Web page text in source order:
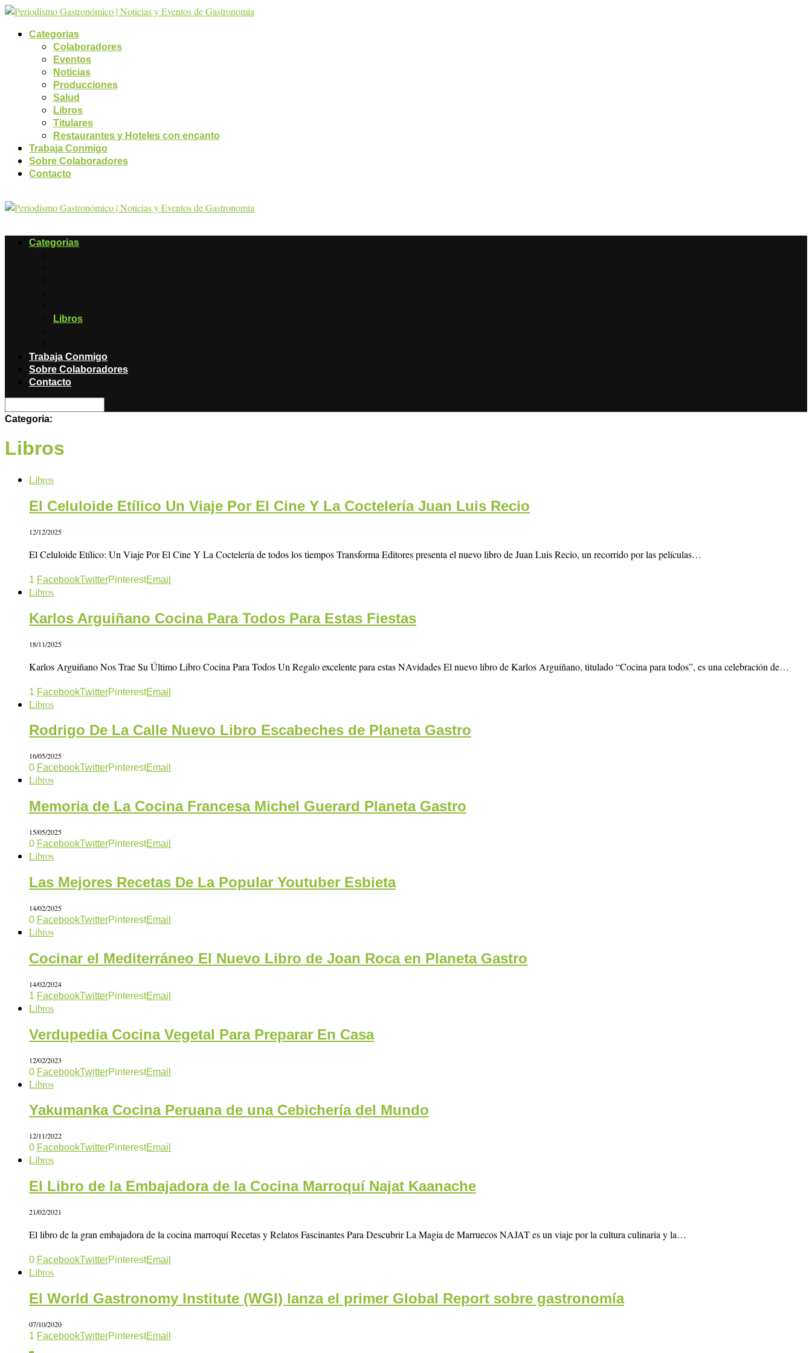
Categorias
Colaboradores
Eventos
Noticias
Producciones
Salud
Libros
Titulares
Restaurantes y Hoteles con encanto
Trabaja Conmigo
Sobre Colaboradores
Contacto
Categorias
Libros
Trabaja Conmigo
Sobre Colaboradores
Contacto
Categoria:
Libros
Libros
El Celuloide Etílico Un Viaje Por El Cine Y La Coctelería Juan Luis Recio
12/12/2025
El Celuloide Etílico: Un Viaje Por El Cine Y La Coctelería de todos los tiempos Transforma Editores presenta el nuevo libro de Juan Luis Recio, un recorrido por las películas…
1 FacebookTwitterPinterestEmail
Libros
Karlos Arguiñano Cocina Para Todos Para Estas Fiestas
18/11/2025
Karlos Arguiñano Nos Trae Su Último Libro Cocina Para Todos Un Regalo excelente para estas NAvidades El nuevo libro de Karlos Arguiñano, titulado “Cocina para todos”, es una celebración de…
1 FacebookTwitterPinterestEmail
Libros
Rodrigo De La Calle Nuevo Libro Escabeches de Planeta Gastro
16/05/2025
0 FacebookTwitterPinterestEmail
Libros
Memoria de La Cocina Francesa Michel Guerard Planeta Gastro
15/05/2025
0 FacebookTwitterPinterestEmail
Libros
Las Mejores Recetas De La Popular Youtuber Esbieta
14/02/2025
0 FacebookTwitterPinterestEmail
Libros
Cocinar el Mediterráneo El Nuevo Libro de Joan Roca en Planeta Gastro
14/02/2024
1 FacebookTwitterPinterestEmail
Libros
Verdupedia Cocina Vegetal Para Preparar En Casa
12/02/2023
0 FacebookTwitterPinterestEmail
Libros
Yakumanka Cocina Peruana de una Cebichería del Mundo
12/11/2022
0 FacebookTwitterPinterestEmail
Libros
El Libro de la Embajadora de la Cocina Marroquí Najat Kaanache
21/02/2021
El libro de la gran embajadora de la cocina marroquí Recetas y Relatos Fascinantes Para Descubrir La Magia de Marruecos NAJAT es un viaje por la cultura culinaria y la…
0 FacebookTwitterPinterestEmail
Libros
El World Gastronomy Institute (WGI) lanza el primer Global Report sobre gastronomía
07/10/2020
1 FacebookTwitterPinterestEmail